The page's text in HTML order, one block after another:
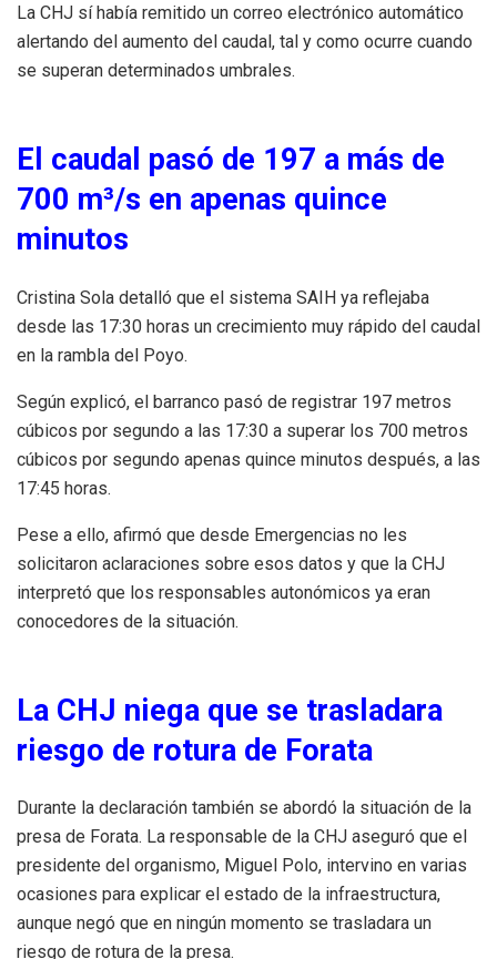
La CHJ sí había remitido un correo electrónico automático
alertando del aumento del caudal, tal y como ocurre cuando
se superan determinados umbrales.
El caudal pasó de 197 a más de
700 m³/s en apenas quince
minutos
Cristina Sola detalló que el sistema SAIH ya reflejaba
desde las 17:30 horas un crecimiento muy rápido del caudal
en la rambla del Poyo.
Según explicó, el barranco pasó de registrar 197 metros
cúbicos por segundo a las 17:30 a superar los 700 metros
cúbicos por segundo apenas quince minutos después, a las
17:45 horas.
Pese a ello, afirmó que desde Emergencias no les
solicitaron aclaraciones sobre esos datos y que la CHJ
interpretó que los responsables autonómicos ya eran
conocedores de la situación.
La CHJ niega que se trasladara
riesgo de rotura de Forata
Durante la declaración también se abordó la situación de la
presa de Forata. La responsable de la CHJ aseguró que el
presidente del organismo, Miguel Polo, intervino en varias
ocasiones para explicar el estado de la infraestructura,
aunque negó que en ningún momento se trasladara un
riesgo de rotura de la presa.